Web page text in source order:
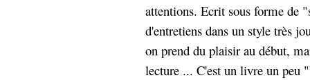
attentions. Ecrit sous forme de
d'entretiens dans un style très
on prend du plaisir au début,
lecture ... C'est un livre un